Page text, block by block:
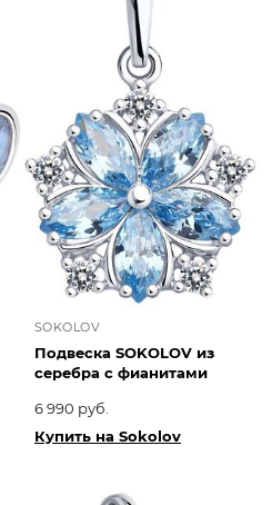
SOKOLOV
Подвеска SOKOLOV из
серебра с фианитами
6 990 руб.
Купить на Sokolov